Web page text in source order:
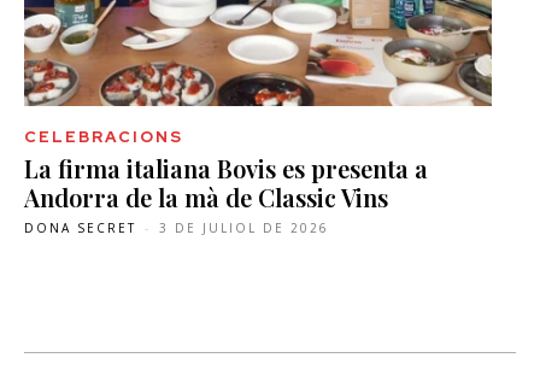
CELEBRACIONS
La firma italiana Bovis es presenta a
Andorra de la mà de Classic Vins
DONA SECRET - 3 DE JULIOL DE 2026